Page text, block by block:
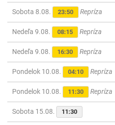
Sobota 8.08. 23:50 Repríza
Nedeľa 9.08. 08:15 Repríza
Nedeľa 9.08. 16:30 Repríza
Pondelok 10.08. 04:10 Repríza
Pondelok 10.08. 11:30 Repríza
Sobota 15.08. 11:30